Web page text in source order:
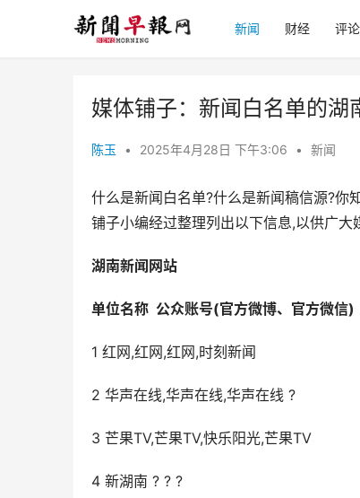
新闻 财经 评论
媒体铺子：新闻白名单的湖
陈玉 • 2025年4月28日 下午3:06 • 新闻
什么是新闻白名单?什么是新闻稿信源?你
铺子小编经过整理列出以下信息,以供广大
湖南新闻网站
单位名称 公众账号(官方微博、 官方微信)
1 红网,红网,红网,时刻新闻
2 华声在线,华声在线,华声在线 ?
3 芒果TV,芒果TV,快乐阳光,芒果TV
4 新湖南 ? ? ?